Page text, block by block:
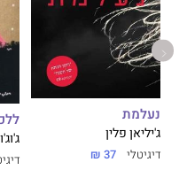
נעלמת
ג'יליאן פלין
דיגיטלי 37 ₪